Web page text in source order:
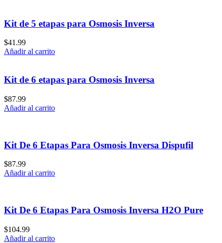
Kit de 5 etapas para Osmosis Inversa
$41.99
Añadir al carrito
Kit de 6 etapas para Osmosis Inversa
$87.99
Añadir al carrito
Kit De 6 Etapas Para Osmosis Inversa Dispufil
$87.99
Añadir al carrito
Kit De 6 Etapas Para Osmosis Inversa H2O Pure
$104.99
Añadir al carrito